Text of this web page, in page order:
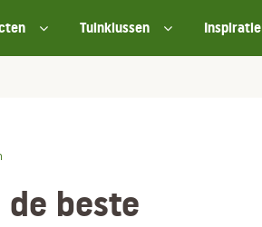
Tuinklussen Inspiratie
beste